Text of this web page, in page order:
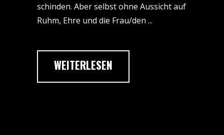
schinden. Aber selbst ohne Aussicht auf
Ruhm, Ehre und die Frau/den
WEITERLESEN